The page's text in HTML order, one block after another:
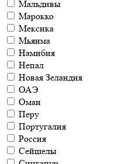
Мальдивы
Марокко
Мексика
Мьянма
Намибия
Непал
Новая Зеландия
ОАЭ
Оман
Перу
Португалия
Россия
Сейшелы